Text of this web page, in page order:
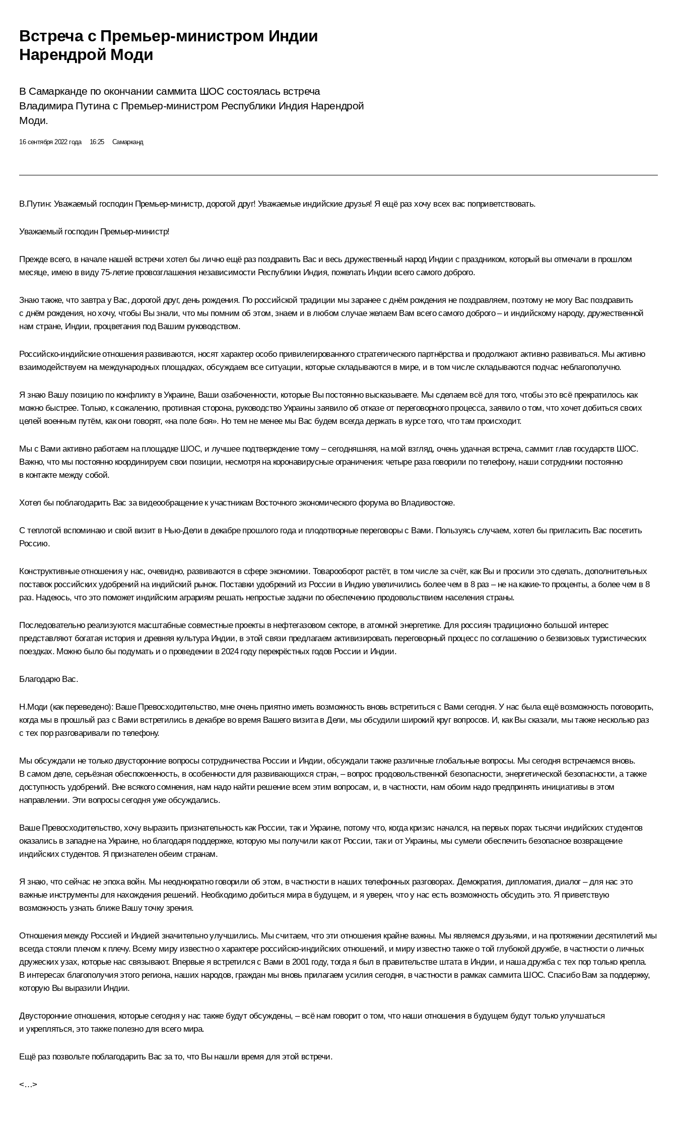
Встреча с Премьер-министром Индии
Нарендрой Моди
В Самарканде по окончании саммита ШОС состоялась встреча
Владимира Путина с Премьер-министром Республики Индия Нарендрой
Моди.
16 сентября 2022 года 16:25 Самарканд
В.Путин: Уважаемый господин Премьер-министр, дорогой друг! Уважаемые индийские друзья! Я ещё раз хочу всех вас поприветствовать.
Уважаемый господин Премьер-министр!
Прежде всего, в начале нашей встречи хотел бы лично ещё раз поздравить Вас и весь дружественный народ Индии с праздником, который вы отмечали в прошлом
месяце, имею в виду 75-летие провозглашения независимости Республики Индия, пожелать Индии всего самого доброго.
Знаю также, что завтра у Вас, дорогой друг, день рождения. По российской традиции мы заранее с днём рождения не поздравляем, поэтому не могу Вас поздравить
с днём рождения, но хочу, чтобы Вы знали, что мы помним об этом, знаем и в любом случае желаем Вам всего самого доброго – и индийскому народу, дружественной
нам стране, Индии, процветания под Вашим руководством.
Российско-индийские отношения развиваются, носят характер особо привилегированного стратегического партнёрства и продолжают активно развиваться. Мы активно
взаимодействуем на международных площадках, обсуждаем все ситуации, которые складываются в мире, и в том числе складываются подчас неблагополучно.
Я знаю Вашу позицию по конфликту в Украине, Ваши озабоченности, которые Вы постоянно высказываете. Мы сделаем всё для того, чтобы это всё прекратилось как
можно быстрее. Только, к сожалению, противная сторона, руководство Украины заявило об отказе от переговорного процесса, заявило о том, что хочет добиться своих
целей военным путём, как они говорят, «на поле боя». Но тем не менее мы Вас будем всегда держать в курсе того, что там происходит.
Мы с Вами активно работаем на площадке ШОС, и лучшее подтверждение тому – сегодняшняя, на мой взгляд, очень удачная встреча, саммит глав государств ШОС.
Важно, что мы постоянно координируем свои позиции, несмотря на коронавирусные ограничения: четыре раза говорили по телефону, наши сотрудники постоянно
в контакте между собой.
Хотел бы поблагодарить Вас за видеообращение к участникам Восточного экономического форума во Владивостоке.
С теплотой вспоминаю и свой визит в Нью-Дели в декабре прошлого года и плодотворные переговоры с Вами. Пользуясь случаем, хотел бы пригласить Вас посетить
Россию.
Конструктивные отношения у нас, очевидно, развиваются в сфере экономики. Товарооборот растёт, в том числе за счёт, как Вы и просили это сделать, дополнительных
поставок российских удобрений на индийский рынок. Поставки удобрений из России в Индию увеличились более чем в 8 раз – не на какие-то проценты, а более чем в 8
раз. Надеюсь, что это поможет индийским аграриям решать непростые задачи по обеспечению продовольствием населения страны.
Последовательно реализуются масштабные совместные проекты в нефтегазовом секторе, в атомной энергетике. Для россиян традиционно большой интерес
представляют богатая история и древняя культура Индии, в этой связи предлагаем активизировать переговорный процесс по соглашению о безвизовых туристических
поездках. Можно было бы подумать и о проведении в 2024 году перекрёстных годов России и Индии.
Благодарю Вас.
Н.Моди (как переведено): Ваше Превосходительство, мне очень приятно иметь возможность вновь встретиться с Вами сегодня. У нас была ещё возможность поговорить,
когда мы в прошлый раз с Вами встретились в декабре во время Вашего визита в Дели, мы обсудили широкий круг вопросов. И, как Вы сказали, мы также несколько раз
с тех пор разговаривали по телефону.
Мы обсуждали не только двусторонние вопросы сотрудничества России и Индии, обсуждали также различные глобальные вопросы. Мы сегодня встречаемся вновь.
В самом деле, серьёзная обеспокоенность, в особенности для развивающихся стран, – вопрос продовольственной безопасности, энергетической безопасности, а также
доступность удобрений. Вне всякого сомнения, нам надо найти решение всем этим вопросам, и, в частности, нам обоим надо предпринять инициативы в этом
направлении. Эти вопросы сегодня уже обсуждались.
Ваше Превосходительство, хочу выразить признательность как России, так и Украине, потому что, когда кризис начался, на первых порах тысячи индийских студентов
оказались в западне на Украине, но благодаря поддержке, которую мы получили как от России, так и от Украины, мы сумели обеспечить безопасное возвращение
индийских студентов. Я признателен обеим странам.
Я знаю, что сейчас не эпоха войн. Мы неоднократно говорили об этом, в частности в наших телефонных разговорах. Демократия, дипломатия, диалог – для нас это
важные инструменты для нахождения решений. Необходимо добиться мира в будущем, и я уверен, что у нас есть возможность обсудить это. Я приветствую
возможность узнать ближе Вашу точку зрения.
Отношения между Россией и Индией значительно улучшились. Мы считаем, что эти отношения крайне важны. Мы являемся друзьями, и на протяжении десятилетий мы
всегда стояли плечом к плечу. Всему миру известно о характере российско-индийских отношений, и миру известно также о той глубокой дружбе, в частности о личных
дружеских узах, которые нас связывают. Впервые я встретился с Вами в 2001 году, тогда я был в правительстве штата в Индии, и наша дружба с тех пор только крепла.
В интересах благополучия этого региона, наших народов, граждан мы вновь прилагаем усилия сегодня, в частности в рамках саммита ШОС. Спасибо Вам за поддержку,
которую Вы выразили Индии.
Двусторонние отношения, которые сегодня у нас также будут обсуждены, – всё нам говорит о том, что наши отношения в будущем будут только улучшаться
и укрепляться, это также полезно для всего мира.
Ещё раз позвольте поблагодарить Вас за то, что Вы нашли время для этой встречи.
<…>